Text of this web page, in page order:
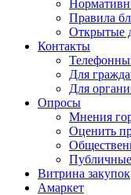
Правила
Открытые
Контакты
Для
Для
Опросы
Мнения
Оценить
Витрина закупок
Амаркет